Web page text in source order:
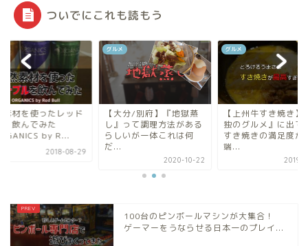
ついでにこれも読もう
素材を使ったレッド
を飲んでみた
by R...
2018-08-29
グルメ
【大分/別府】『地獄蒸
し』って調理方法がある
らしいが一体これは何
だ...
2020-10-22
グルメ
【上州牛すき焼き】
独のグルメ』に出て
すき焼きの満足度が
端...
2019-
100台のピンボールマシンが大集合！
ゲーマーをうならせる日本一のプレイ...